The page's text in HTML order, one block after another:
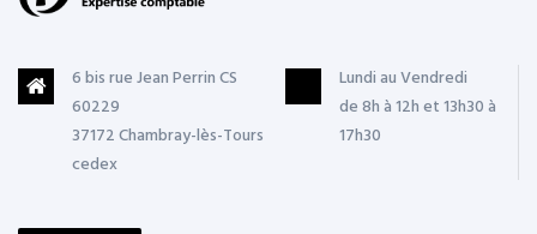
6 bis rue Jean Perrin CS
60229
37172 Chambray-lès-Tours
cedex
Lundi au Vendredi
de 8h à 12h et 13h30 à
17h30